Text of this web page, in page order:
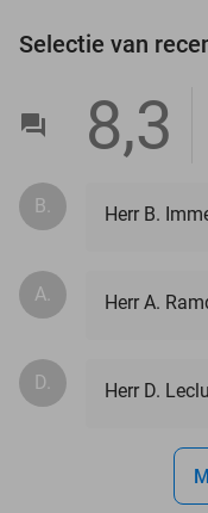
Selectie van
8,3
B. Herr B.
A. Herr A.
D. Herr D.